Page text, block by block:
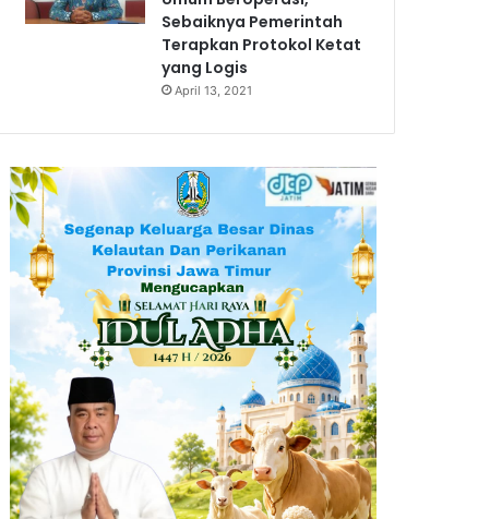
Sebaiknya Pemerintah
Terapkan Protokol Ketat
yang Logis
April 13, 2021